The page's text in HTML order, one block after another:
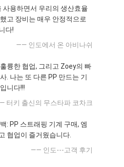
사용하면서 우리의 생산효율
고 장비는 매우 안정적으로
다!
—— 인도에서 온 아비나쉬
륭한 협업, 그리고 Zoey의 빠
. 나는 또 다른 PP 만드는 기
니다!!!
터키 출신의 무스타파 코차크
: PP 스트래핑 기계 구매, 엠
협업이 즐거웠습니다.
—— 인도---고객 후기